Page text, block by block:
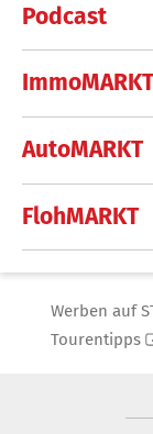
Podcast
ImmoMARKT
AutoMARKT
FlohMARKT
Werben auf
Tourentipps